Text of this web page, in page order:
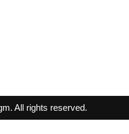
All rights reserved.